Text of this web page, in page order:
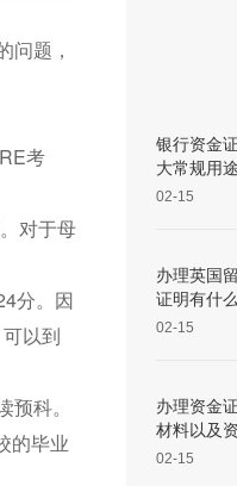
问题，
考
对于母
分。因
以到
科。
的毕业
银行资金
大常规用途
02-15
办理英国
证明有什
02-15
办理资金
材料以及
的作用
02-15